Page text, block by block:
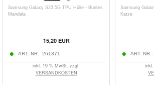
Samsung Galaxy S23 5G TPU Hülle - Buntes
Mandala
15,20EUR
ART. NR.: 261371
inkl. 19 % MwSt. zzgl.
VERSANDKOSTEN
Samsung
Katze
ART. NR.: